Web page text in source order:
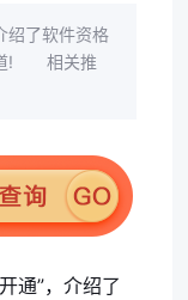
了软件资格
道! 相关推
通”，介绍了